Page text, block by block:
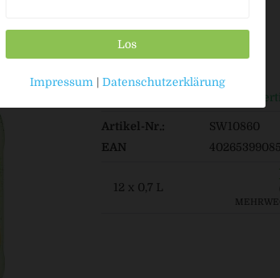
12,79 € *
Auf Lager / Sofort
Artikel-Nr.:
SW10860
EAN
12 x 0,7 L
Los
Impressum | Datenschutzerklärung